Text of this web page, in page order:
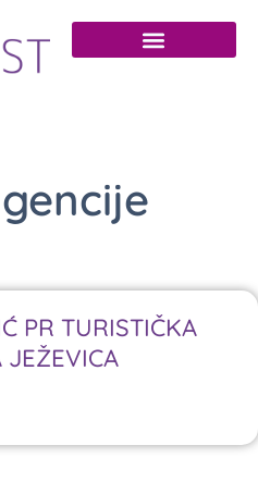
PR TURISTIČKA
JEŽEVICA